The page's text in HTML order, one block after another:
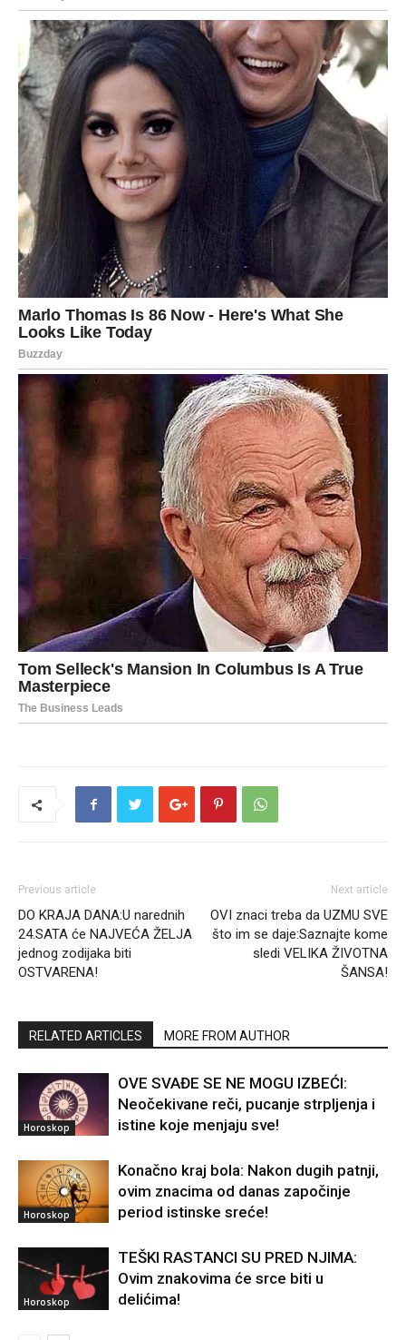
Previous article
DO KRAJA DANA:U narednih
24.SATA će NAJVEĆA ŽELJA
jednog zodijaka biti
OSTVARENA!
Next article
OVI znaci treba da UZMU SVE
što im se daje:Saznajte kome
sledi VELIKA ŽIVOTNA
ŠANSA!
RELATED ARTICLES MORE FROM AUTHOR
Horoskop
OVE SVAĐE SE NE MOGU IZBEĆI:
Neočekivane reči, pucanje strpljenja i
istine koje menjaju sve!
Horoskop
Konačno kraj bola: Nakon dugih patnji,
ovim znacima od danas započinje
period istinske sreće!
Horoskop
TEŠKI RASTANCI SU PRED NJIMA:
Ovim znakovima će srce biti u
delićima!